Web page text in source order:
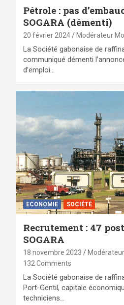
Pétrole : pas
SOGARA (démenti)
20 février 2024 Modérateur
La Société gabonaise de
communiqué démenti
d’emploi…
ECONOMIE SOCIÉTÉ
Recrutement : 47
SOGARA
18 novembre 2023
132 Comments
La Société gabonaise de
Port-Gentil, capitale
techniciens…